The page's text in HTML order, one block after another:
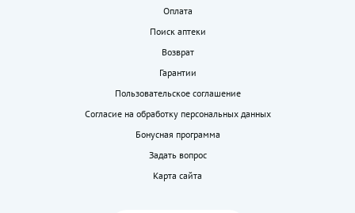
Оплата
Поиск аптеки
Возврат
Гарантии
Пользовательское соглашение
Согласие на обработку персональных данных
Бонусная программа
Задать вопрос
Карта сайта